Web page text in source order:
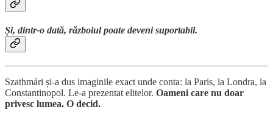
Și, dintr-o dată, războiul poate deveni suportabil.
Szathmári și-a dus imaginile exact unde conta: la Paris, la Londra, la
Constantinopol. Le-a prezentat elitelor. Oameni care nu doar
privesc lumea. O decid.